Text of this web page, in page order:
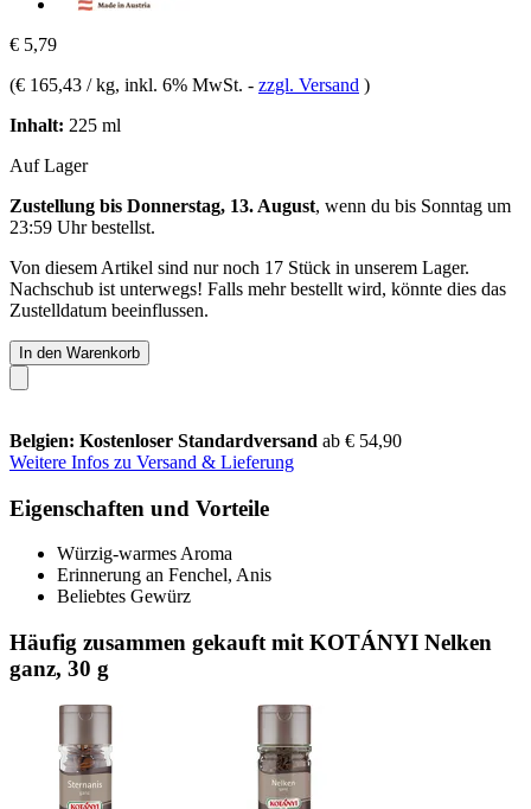
€ 5,79
(€ 165,43 / kg, inkl. 6% MwSt. - zzgl. Versand )
Inhalt: 225 ml
Auf Lager
Zustellung bis Donnerstag, 13. August, wenn du bis Sonntag um
23:59 Uhrbestellst.
Von diesem Artikel sind nur noch 17 Stück in unserem Lager.
Nachschub ist unterwegs! Falls mehr bestellt wird, könnte dies das
Zustelldatum beeinflussen.
In den Warenkorb
Belgien: Kostenloser Standardversand ab € 54,90
Weitere Infos zu Versand & Lieferung
Eigenschaften und Vorteile
Würzig-warmes Aroma
Erinnerung an Fenchel, Anis
Beliebtes Gewürz
Häufig zusammen gekauft mit KOTÁNYI Nelken
ganz, 30 g